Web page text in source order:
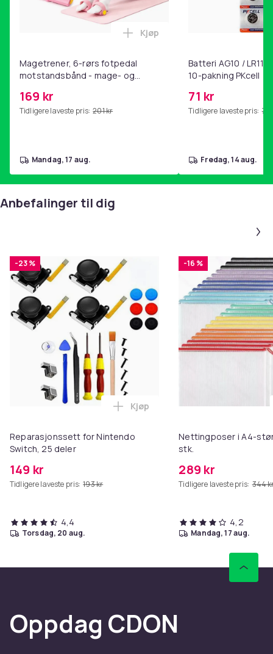
5016666c-5e13-4b10-962e-78c84f2b6121
Produktsikkerhetsinformasjon
Magetrener, 6-rørs fotpedal
motstandsbånd - mage- og
hjemmegymnastikk Pink
169 kr
Tidligere laveste pris: 201 kr
Legg Magetrener, 6-rørs
Kjøp
mandag, 17 aug.
Batteri AG10 /
10-pakning PKcell
71 kr
Tidligere laveste pris: 76
fredag, 14 aug.
Anbefalinger til dig
-23 %
Reparasjonssett for Nintendo
Switch, 25 deler
149 kr
Tidligere laveste pris: 193 kr
Legg Reparasjonssett for
Kjøp
4,4
torsdag, 20 aug.
-16 %
Nettingposer i A4-
stk.
289 kr
Tidligere laveste pris: 344
4,2
mandag, 17 aug.
Oppdag CDON